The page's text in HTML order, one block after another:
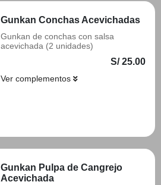
Gunkan Conchas Acevichadas
Gunkan de conchas con salsa
acevichada (2 unidades)
S/ 25.00
Ver complementos
Gunkan Pulpa de Cangrejo
Acevichada